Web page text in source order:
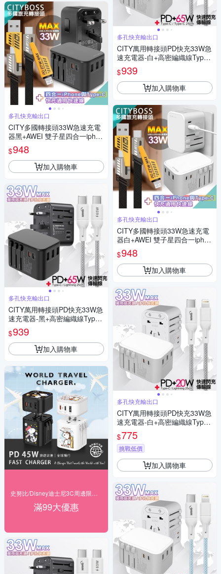
多孔快充輸出口
CITY多國轉接頭33W急速充電
器黑+AWEI 雙子星四合一iphon
e與雙Type-C通用快速線
$948
加入購物車
多孔快充輸出口
CITY萬用轉接頭PD快充33W急
速充電器-黑+高密編織線Type-
C to Type-C充電線-25cm灰
$939
加入購物車
滿99大優惠
多孔快充輸出口
CITY萬用轉接頭PD快充33W急
速充電器-白+高密編織線Type-
C to Type-C充電線-25cm灰
$939
加入購物車
多孔快充輸出口
CITY多國轉接頭33W急速充電
器白+AWEI 雙子星四合一iphon
e與雙Type-C通用快速線
$948
加入購物車
多孔快充輸出口
CITY萬用轉接頭PD快充33W急
速充電器-白+高密編織線Type-
C to Lightning iphone/ipad充電
線-25cm灰
$775
挑戰低價
加入購物車